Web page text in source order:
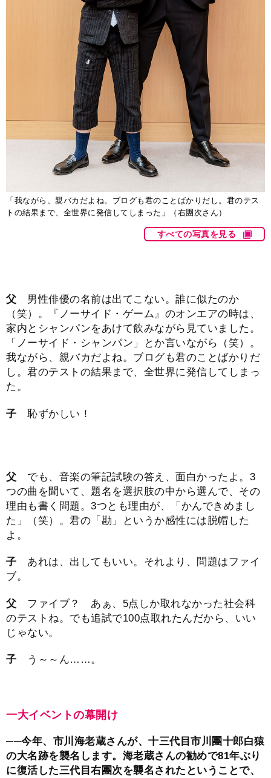
「我ながら、親バカだよね。ブログも君のことばかりだし。君のテス
トの結果まで、全世界に発信してしまった」（右團次さん）
すべての写真を見る
父 男性俳優の名前は出てこない。誰に似たのか
（笑）。『ノーサイド・ゲーム』のオンエアの時は、
家内とシャンパンをあけて飲みながら見ていました。
「ノーサイド・シャンパン」とか言いながら（笑）。
我ながら、親バカだよね。ブログも君のことばかりだ
し。君のテストの結果まで、全世界に発信してしまっ
た。
子 恥ずかしい！
父 でも、音楽の筆記試験の答え、面白かったよ。3
つの曲を聞いて、題名を選択肢の中から選んで、その
理由も書く問題。3つとも理由が、「かんできめまし
た」（笑）。君の「勘」というか感性には脱帽した
よ。
子 あれは、出してもいい。それより、問題はファイ
ブ。
父 ファイブ？ あぁ、5点しか取れなかった社会科
のテストね。でも追試で100点取れたんだから、いい
じゃない。
子 う～～ん……。
一大イベントの幕開け
──今年、市川海老蔵さんが、十三代目市川團十郎白猿
の大名跡を襲名します。海老蔵さんの勧めで81年ぶり
に復活した三代目右團次を襲名されたということで、